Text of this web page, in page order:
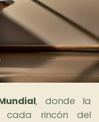
, donde la
rincón del